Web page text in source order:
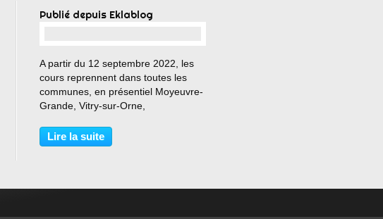
Publié depuis Eklablog
A partir du 12 septembre 2022, les
cours reprennent dans toutes les
communes, en présentiel Moyeuvre-
Grande, Vitry-sur-Orne,
Corny-sur-Moselle, Gorze et Pont-à-
Mousson et en ligne, depuis chez
Lire la suite